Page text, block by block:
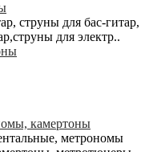
струны для бас-гитар,
для электр..
камертоны
метрономы